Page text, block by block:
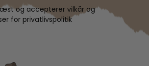
og accepterer vilkår og
for privatlivspolitik